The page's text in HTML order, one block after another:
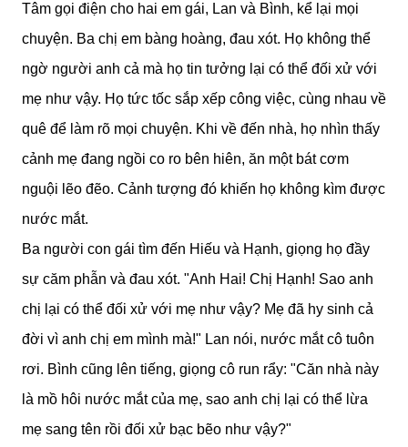
Tâm gọi điện cho hai em gái, Lan và Bình, kể lại mọi
chuyện. Ba chị em bàng hoàng, đau xót. Họ không thể
ngờ người anh cả mà họ tin tưởng lại có thể đối xử với
mẹ như vậy. Họ tức tốc sắp xếp công việc, cùng nhau về
quê để làm rõ mọi chuyện. Khi về đến nhà, họ nhìn thấy
cảnh mẹ đang ngồi co ro bên hiên, ăn một bát cơm
nguội lẽo đẽo. Cảnh tượng đó khiến họ không kìm được
nước mắt.
Ba người con gái tìm đến Hiếu và Hạnh, giọng họ đầy
sự căm phẫn và đau xót. "Anh Hai! Chị Hạnh! Sao anh
chị lại có thể đối xử với mẹ như vậy? Mẹ đã hy sinh cả
đời vì anh chị em mình mà!" Lan nói, nước mắt cô tuôn
rơi. Bình cũng lên tiếng, giọng cô run rẩy: "Căn nhà này
là mồ hôi nước mắt của mẹ, sao anh chị lại có thể lừa
mẹ sang tên rồi đối xử bạc bẽo như vậy?"